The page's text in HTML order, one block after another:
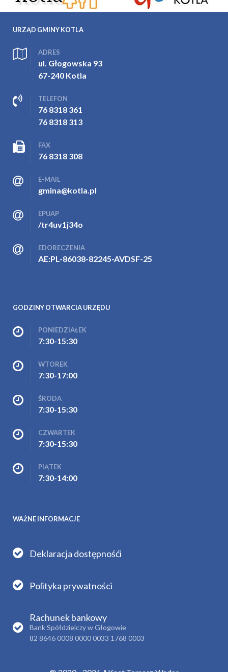
URZĄD GMINY KOTLA
ADRES
ul. Głogowska 93
67-240 Kotla
TELEFON
76 8318 361
76 8318 313
FAX
76 8318 308
E-MAIL
gmina@kotla.pl
EPUAP
/tr4uv1j34o
EDORECZENIA
AE:PL-86038-82245-AVDSF-25
GODZINY OTWARCIA URZĘDU
PONIEDZIAŁEK
7:30-15:30
WTOREK
7:30-17:00
ŚRODA
7:30-15:30
CZWARTEK
7:30-15:30
PIĄTEK
7:30-14:00
WAŻNE INFORMACJE
Deklaracja dostępnośći
Polityka prywatności
Rachunek bankowy
Bank Spółdzielczy w Głogowie
82 8646 0008 0000 0033 1768 0003